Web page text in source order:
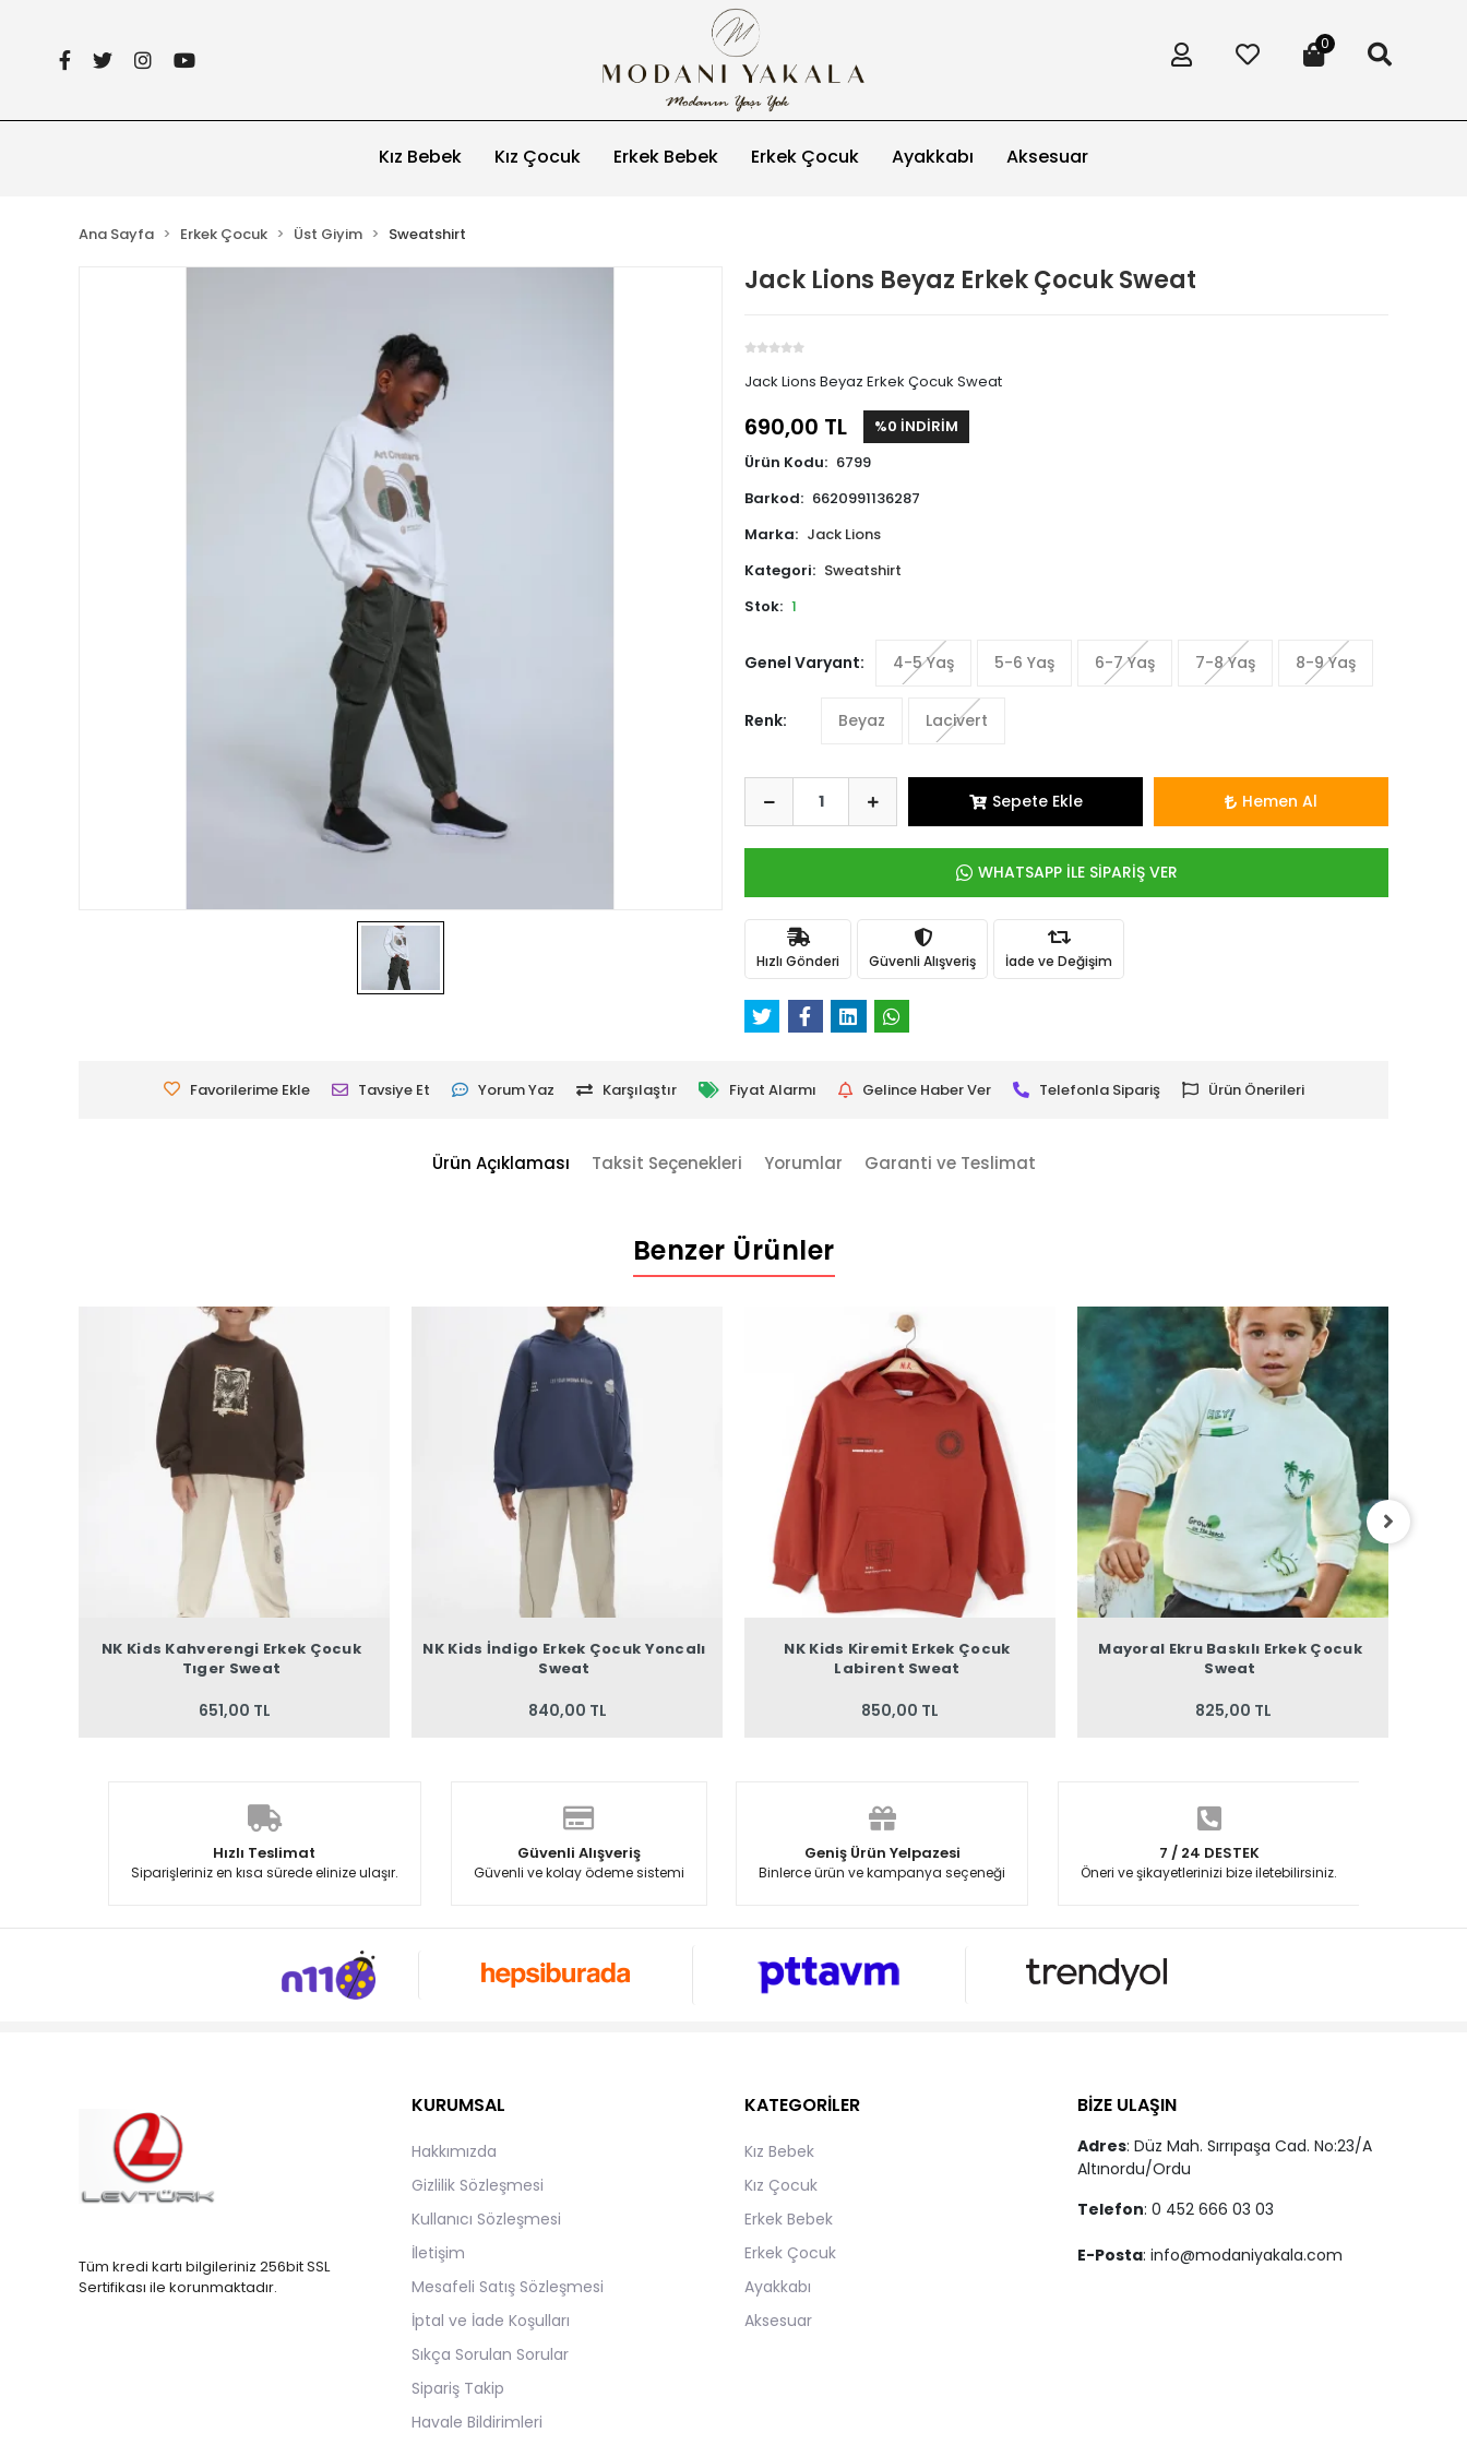
0
Kız Bebek Kız Çocuk Erkek Bebek Erkek Çocuk Ayakkabı Aksesuar
Ana Sayfa Erkek Çocuk Üst Giyim Sweatshirt
Jack Lions Beyaz Erkek Çocuk Sweat
Jack Lions Beyaz Erkek Çocuk Sweat
690,00 TL
%0 İNDİRİM
Ürün Kodu: 6799
Barkod: 6620991136287
Marka: Jack Lions
Kategori: Sweatshirt
Stok: 1
Genel Varyant: 4-5 Yaş 5-6 Yaş 6-7 Yaş 7-8 Yaş 8-9 Yaş
Renk: Beyaz Lacivert
Sepete Ekle Hemen Al
WHATSAPP İLE SİPARİŞ VER
Hızlı Gönderi Güvenli Alışveriş İade ve Değişim
Favorilerime Ekle Tavsiye Et Yorum Yaz Karşılaştır Fiyat Alarmı Gelince Haber Ver Telefonla Sipariş Ürün Önerileri
Ürün Açıklaması Taksit Seçenekleri Yorumlar Garanti ve Teslimat
Benzer Ürünler
NK Kids Kahverengi Erkek Çocuk
Tıger Sweat
651,00 TL
NK Kids İndigo Erkek Çocuk Yoncalı
Sweat
840,00 TL
NK Kids Kiremit Erkek Çocuk
Labirent Sweat
850,00 TL
Mayoral Ekru Baskılı Erkek Çocuk
Sweat
825,00 TL
Hızlı Teslimat
Siparişleriniz en kısa sürede elinize ulaşır.
Güvenli Alışveriş
Güvenli ve kolay ödeme sistemi
Geniş Ürün Yelpazesi
Binlerce ürün ve kampanya seçeneği
7 / 24 DESTEK
Öneri ve şikayetlerinizi bize iletebilirsiniz.
Tüm kredi kartı bilgileriniz 256bit SSL
Sertifikası ile korunmaktadır.
KURUMSAL
Hakkımızda
Gizlilik Sözleşmesi
Kullanıcı Sözleşmesi
İletişim
Mesafeli Satış Sözleşmesi
İptal ve İade Koşulları
Sıkça Sorulan Sorular
Sipariş Takip
Havale Bildirimleri
KATEGORİLER
Kız Bebek
Kız Çocuk
Erkek Bebek
Erkek Çocuk
Ayakkabı
Aksesuar
BİZE ULAŞIN
Adres: Düz Mah. Sırrıpaşa Cad. No:23/A
Altınordu/Ordu
Telefon: 0 452 666 03 03
E-Posta: info@modaniyakala.com